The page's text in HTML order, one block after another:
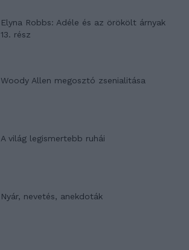
Elyna Robbs: Adéle és az örökölt árnyak
13. rész
Woody Allen megosztó zsenialitása
A világ legismertebb ruhái
Nyár, nevetés, anekdoták